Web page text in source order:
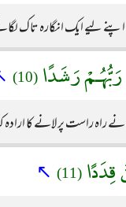
لیے ایک انگارہ تاک
رَبُّهُـمْ رَشَدًا(10)
راہ راست پر لانے کا
(11)
↖